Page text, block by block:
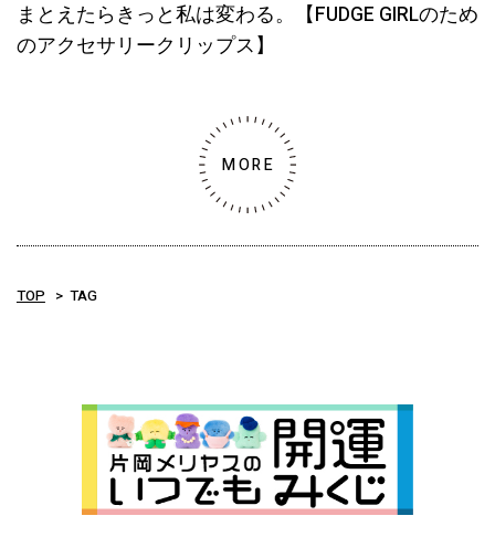
まとえたらきっと私は変わる。【FUDGE GIRLのため
のアクセサリークリップス】
MORE
TOP TAG